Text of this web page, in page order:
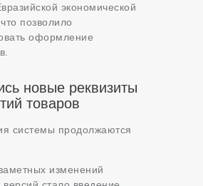
экономической
позволило
оформление
новые реквизиты
товаров
системы продолжаются
изменений